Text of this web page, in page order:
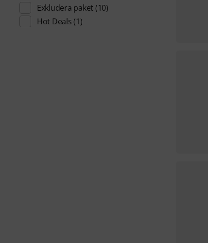
Exkludera paket (10)
Hot Deals (1)